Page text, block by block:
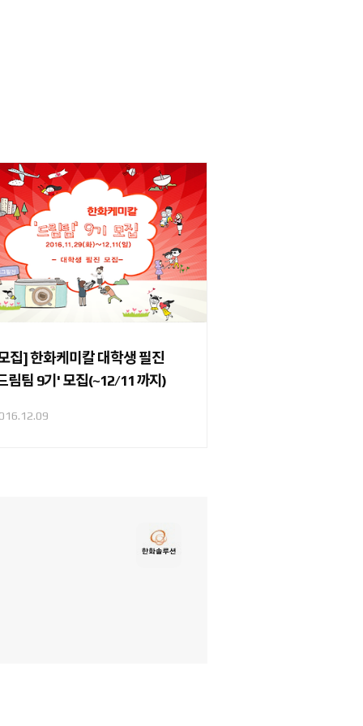
집] 한화케미칼 대학생 필진
림팀 9기' 모집(~12/11 까지)